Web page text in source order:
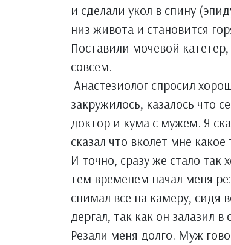
и сделали укол в спину
низ живота и становится
Поставили мочевой
совсем.
Анастезиолог спросил
закружилось, казалось что
доктор и кума с мужем. Я
сказал что вколет мне
И точно, сразу же стало
тем временем начал меня
снимал все на камеру, сидя
дергал, так как он залазил в
Резали меня долго. Муж